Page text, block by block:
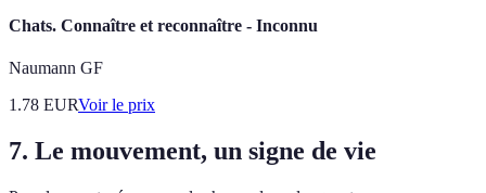
Chats. Connaître et reconnaître - Inconnu
Naumann GF
1.78 EURVoir le prix
7. Le mouvement, un signe de vie